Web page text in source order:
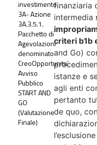
investimento
3A- Azione
3A.3.5.1.
Pacchetto di
Agevolazioni
denominato
CreoOpportunita’.
Avviso
Pubblico
START AND
GO
(Valutazione
Finale)
finanziaria
intermedia
criteri b1b
and Go)
istanze e
agli enti
pertanto
de quo,